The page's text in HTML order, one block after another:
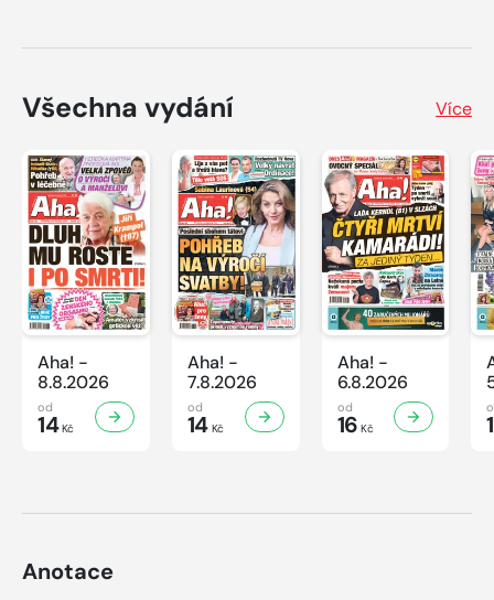
Všechna vydání Více
Aha! -
8.8.2026
od
14Kč
Aha! -
7.8.2026
od
14Kč
Aha! -
6.8.2026
od
16 Kč
Anotace